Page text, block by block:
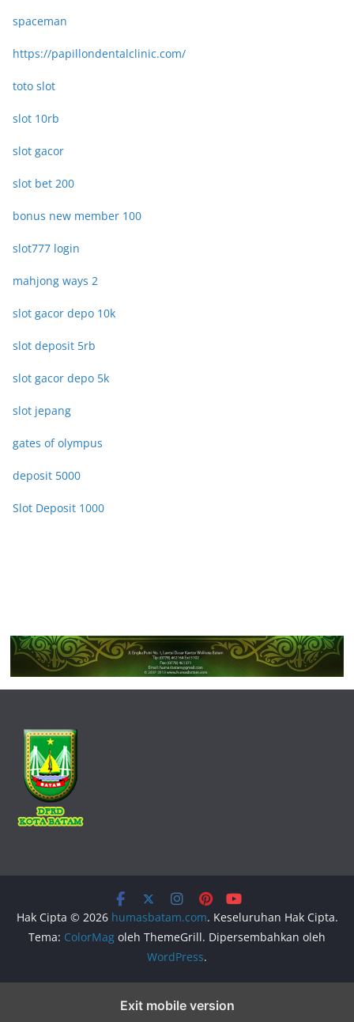
spaceman
https://papillondentalclinic.com/
toto slot
slot 10rb
slot gacor
slot bet 200
bonus new member 100
slot777 login
mahjong ways 2
slot gacor depo 10k
slot deposit 5rb
slot gacor depo 5k
slot jepang
gates of olympus
deposit 5000
Slot Deposit 1000
Hak Cipta © 2026 humasbatam.com. Keseluruhan Hak Cipta.
Tema: ColorMag oleh ThemeGrill. Dipersembahkan oleh
WordPress.
Exit mobile version